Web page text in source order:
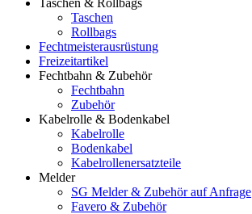
Taschen & Rollbags
Taschen
Rollbags
Fechtmeisterausrüstung
Freizeitartikel
Fechtbahn & Zubehör
Fechtbahn
Zubehör
Kabelrolle & Bodenkabel
Kabelrolle
Bodenkabel
Kabelrollenersatzteile
Melder
SG Melder & Zubehör auf Anfrage
Favero & Zubehör